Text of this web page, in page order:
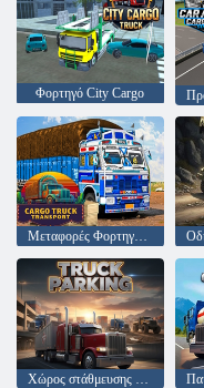
Φορτηγό City Cargo
Μεταφορές Φορτηγών Φορτηγών
Χώρος στάθμευσης φορτηγών